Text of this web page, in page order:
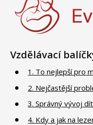
Vzdělávací
1. To nejlepší pro
2. Nejčastější
3. Správný vývoj
4. Kdy a jak na